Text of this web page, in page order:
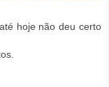
hoje não deu certo